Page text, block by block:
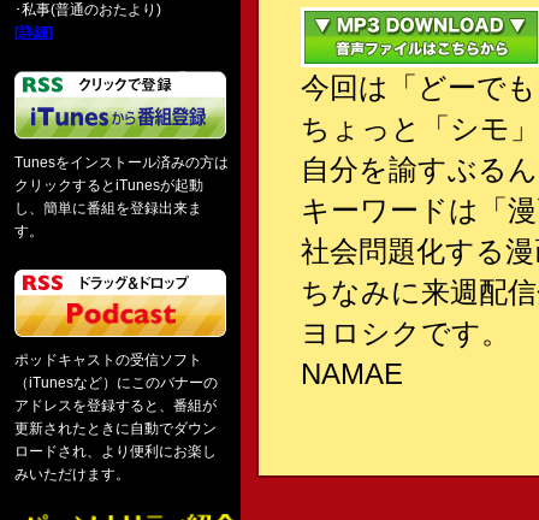
･私事(普通のおたより)
[詳細]
Tunesをインストール済みの方は
クリックするとiTunesが起動
し、簡単に番組を登録出来ま
す。
ポッドキャストの受信ソフト
（iTunesなど）にこのバナーの
アドレスを登録すると、番組が
更新されたときに自動でダウン
ロードされ、より便利にお楽し
みいただけます。
今回は「どーで
ちょっと「シモ
自分を諭すぶる
キーワードは「
社会問題化する
ちなみに来週配
ヨロシクです。
NAMAE